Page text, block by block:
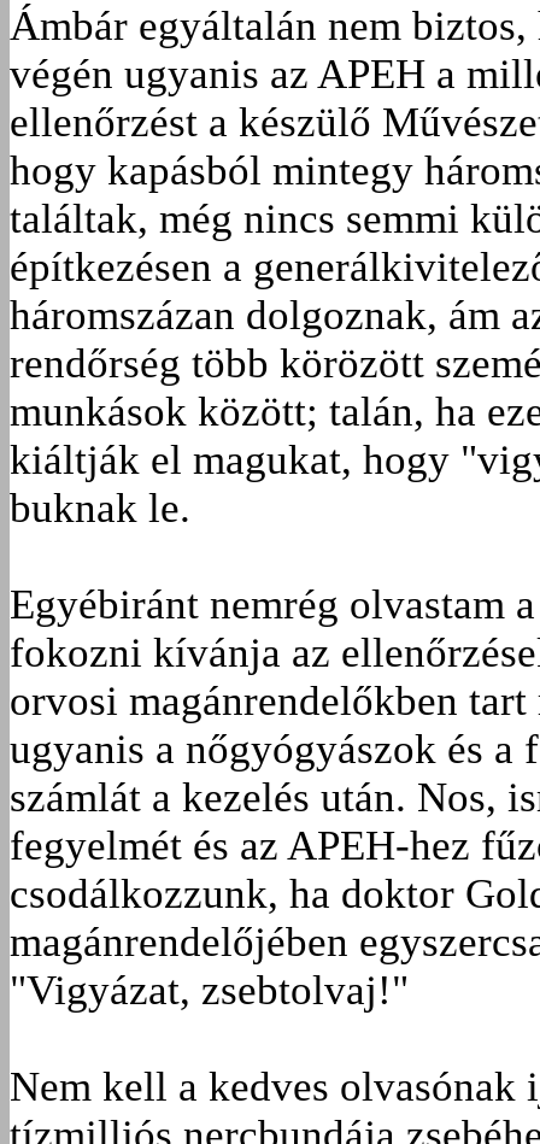
Ámbár egyáltalán nem
végén ugyanis az APEH a
ellenőrzést a készülő
hogy kapásból mintegy
találtak, még nincs semmi
építkezésen a
háromszázan dolgoznak, ám
rendőrség több körözött
munkások között; talán, ha
kiáltják el magukat, hogy
buknak le.
Egyébiránt nemrég olvastam
fokozni kívánja az
orvosi magánrendelőkben
ugyanis a nőgyógyászok és a
számlát a kezelés után. Nos,
fegyelmét és az APEH-hez
csodálkozzunk, ha doktor
magánrendelőjében
"Vigyázat, zsebtolvaj!"
Nem kell a kedves